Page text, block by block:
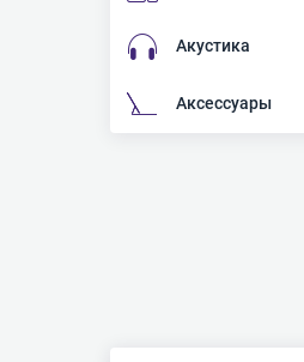
Акустика
Аксессуары